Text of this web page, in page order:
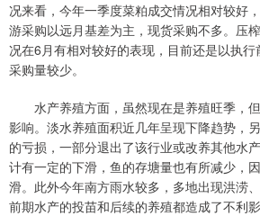
况来看，今年一季度菜粕成交情况相对较好
游采购以远月基差为主，现货采购不多。压
况在6月有相对较好的表现，目前还是以执
采购量较少。
水产养殖方面，虽然现在是养殖旺季，
影响。淡水养殖面积近几年呈现下降趋势，
的亏损，一部分退出了该行业或改养其他水
计有一定的下滑，鱼的存塘量也有所减少，
滑。此外今年南方雨水较多，多地出现洪涝
前期水产的投苗和后续的养殖都造成了不利